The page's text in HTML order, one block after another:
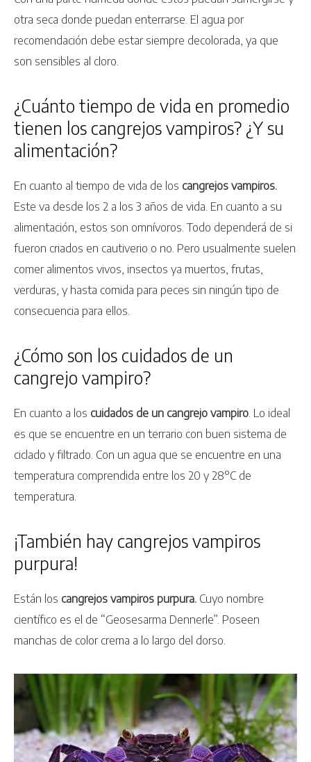
otra seca donde puedan enterrarse. El agua por
recomendación debe estar siempre decolorada, ya que
son sensibles al cloro.
¿Cuánto tiempo de vida en promedio
tienen los cangrejos vampiros? ¿Y su
alimentación?
En cuanto al tiempo de vida de los cangrejos vampiros.
Este va desde los 2 a los 3 años de vida. En cuanto a su
alimentación, estos son omnívoros. Todo dependerá de si
fueron criados en cautiverio o no. Pero usualmente suelen
comer alimentos vivos, insectos ya muertos, frutas,
verduras, y hasta comida para peces sin ningún tipo de
consecuencia para ellos.
¿Cómo son los cuidados de un
cangrejo vampiro?
En cuanto a los cuidados de un cangrejo vampiro . Lo ideal
es que se encuentre en un terrario con buen sistema de
ciclado y filtrado. Con un agua que se encuentre en una
temperatura comprendida entre los 20 y 28°C de
temperatura.
¡También hay cangrejos vampiros
purpura!
Están los cangrejos vampiros purpura. Cuyo nombre
científico es el de “Geosesarma Dennerle”. Poseen
manchas de color crema a lo largo del dorso.